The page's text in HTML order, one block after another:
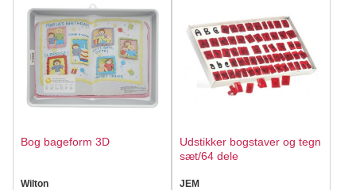
Bog bageform 3D
Wilton
Udstikker bogstaver og tegn
sæt/64 dele
JEM